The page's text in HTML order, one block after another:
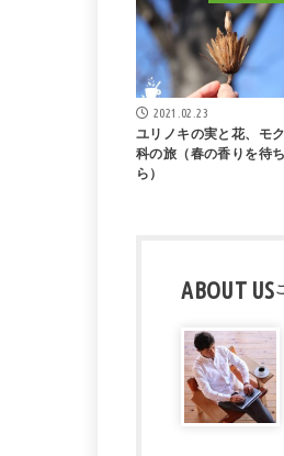
2021.02.23
ユリノキの実と花、モ
科の旅（春の香りを待
ら）
ABOUT US